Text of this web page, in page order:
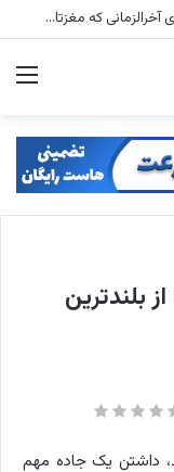
شهرهای متروکه جهان: ۱۵ شهر ارواح که زمانی میلیون ها نفر در آنها زندگی می کردند
ترین خیابان دنیا: 20 تا از بلندترین
داشتن یک جاده مهم